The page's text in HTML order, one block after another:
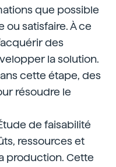
que possible
ou satisfaire. À ce
des
la solution.
cette étape, des
résoudre le
de faisabilité
ressources et
production. Cette